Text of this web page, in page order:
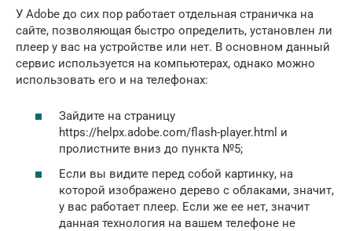
У Adobe до сих пор работает отдельная страничка на
сайте, позволяющая быстро определить, установлен ли
плеер у вас на устройстве или нет. В основном данный
сервис используется на компьютерах, однако можно
использовать его и на телефонах:
Зайдите на страницу
https://helpx.adobe.com/flash-player.html и
пролистните вниз до пункта №5;
Если вы видите перед собой картинку, на
которой изображено дерево с облаками, значит,
у вас работает плеер. Если же ее нет, значит
данная технология на вашем телефоне не